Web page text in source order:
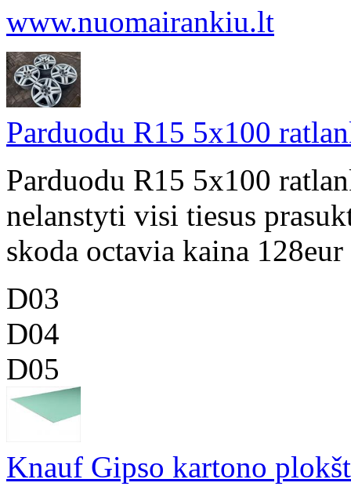
www.nuomairankiu.lt
Parduodu R15 5x100
Parduodu R15 5x100
nelanstyti visi tiesus
skoda octavia kaina
D03
D04
D05
Knauf Gipso kartono